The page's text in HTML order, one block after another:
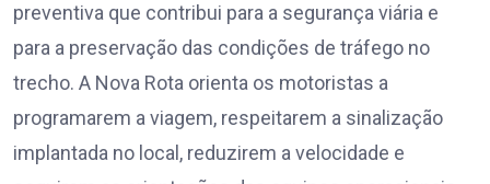
preventiva que contribui para a segurança viária e
para a preservação das condições de tráfego no
trecho. A Nova Rota orienta os motoristas a
programarem a viagem, respeitarem a sinalização
implantada no local, reduzirem a velocidade e